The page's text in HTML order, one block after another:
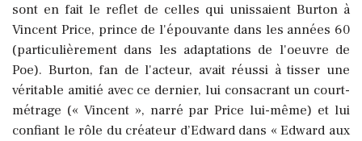
sont en fait le reflet de celles qui unissaient Burton à
Vincent Price, prince de l'épouvante dans les années 60
(particulièrement dans les adaptations de l'oeuvre de
Poe). Burton, fan de l'acteur, avait réussi à tisser une
véritable amitié avec ce dernier, lui consacrant un court-
métrage (« Vincent », narré par Price lui-même) et lui
confiant le rôle du créateur d’Edward dans « Edward aux